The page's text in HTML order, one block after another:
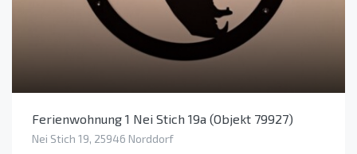
Ferienwohnung 1 Nei Stich 19a (Objekt 79927)
Nei Stich 19, 25946 Norddorf